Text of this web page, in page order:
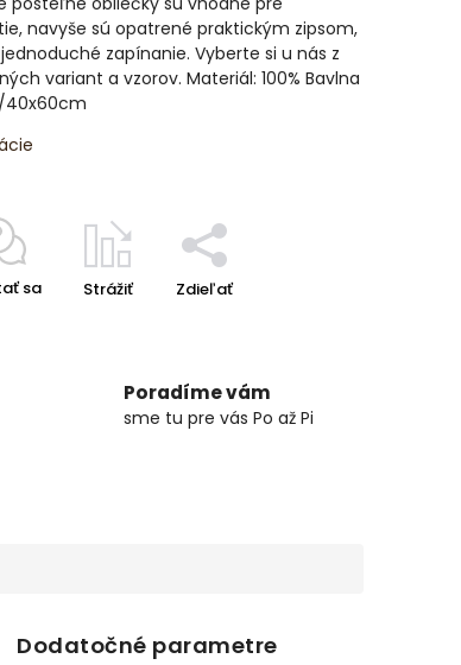
navyše sú opatrené praktickým zipsom,
zapínanie. Vyberte si u nás z
variant a vzorov. Materiál: 100% Bavlna
40x60cm
sa Strážiť Zdieľať
Poradíme vám
sme tu pre vás Po až Pi
Dodatočné parametre